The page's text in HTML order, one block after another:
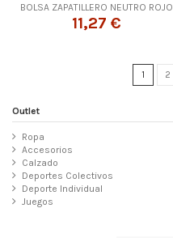
BOLSA ZAPATILLERO NEUTRO ROJO
11,27 €
1 2
Outlet
Ropa
Accesorios
Calzado
Deportes Colectivos
Deporte Individual
Juegos